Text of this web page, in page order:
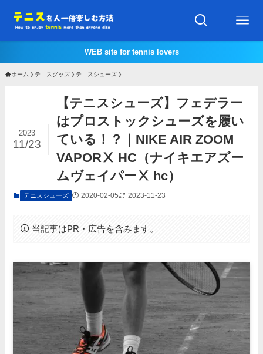
WEB site for tennis lovers
ホーム テニスグッズ テニスシューズ
【テニスシューズ】フェデラー
はプロストックシューズを履い
ている！？｜NIKE AIR ZOOM
VAPORⅩ HC（ナイキエアズー
ムヴェイパーⅩ hc）
2023
11/23
テニスシューズ 2020-02-05 2023-11-23
当記事はPR・広告を含みます。